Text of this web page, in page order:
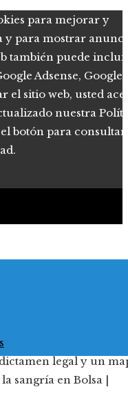
para mejorar y
y para mostrar
también puede
Adsense, Google
el sitio web, usted
nuestra
botón para consultar
legal y un
sangría en Bolsa |